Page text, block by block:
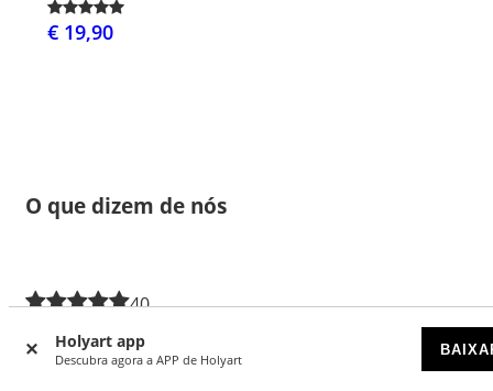
Holyart app
Descubra agora a APP de Holyart
€ 19,90
O que dizem de nós
40
5 estrelas